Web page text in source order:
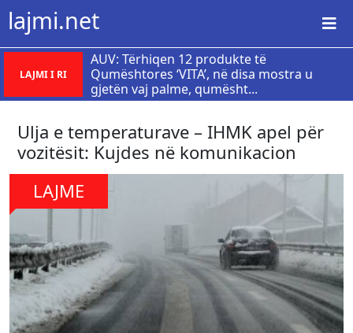
lajmi.net
LAJMI I RI
AUV: Tërhiqen 12 produkte të
Qumështores ‘VITA’, në disa mostra u
gjetën vaj palme, qumësht...
Ulja e temperaturave – IHMK apel për
vozitësit: Kujdes në komunikacion
LAJME